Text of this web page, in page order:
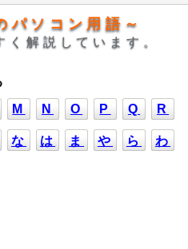
パソコン用語～
解説しています。
M N O P Q R
な は ま や ら わ